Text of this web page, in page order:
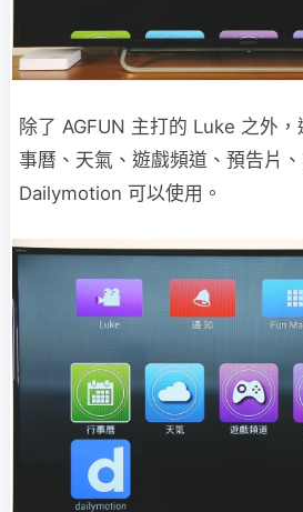
除了 AGFUN 主打的 Luke 之外
事曆、天氣、遊戲頻道、預告片
Dailymotion 可以使用。